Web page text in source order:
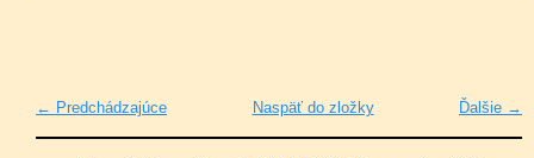
← Predchádzajúce Ďalšie →
Naspäť do zložky